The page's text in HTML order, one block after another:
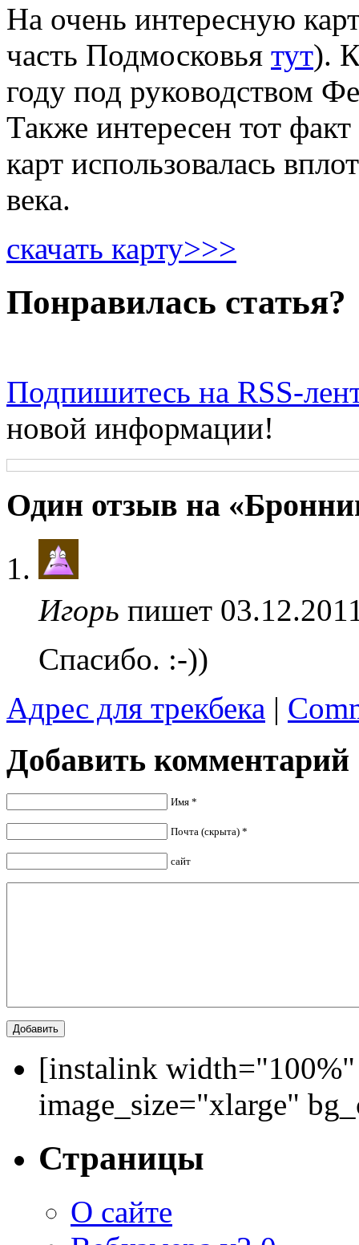
На очень интересную
часть Подмосковья тут).
году под руководством
Также интересен тот
карт использовалась
века.
скачать карту>>>
Понравилась статья?
Подпишитесь на RSS-
новой информации!
Один отзыв на
Игорь пишет
Спасибо. :-))
Адрес для трекбека |
Добавить комментарий
Имя *
Почта (скрыта) *
сайт
[instalink
image_size="xlarge"
Страницы
О сайте